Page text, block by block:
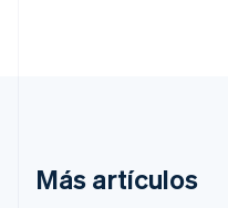
Más artículos
English